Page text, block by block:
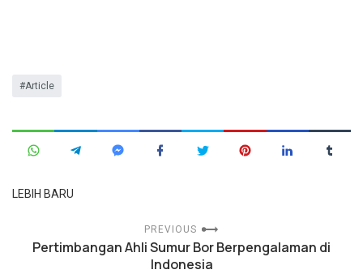
Article
LEBIH BARU
PREVIOUS
Pertimbangan Ahli Sumur Bor Berpengalaman di
Indonesia